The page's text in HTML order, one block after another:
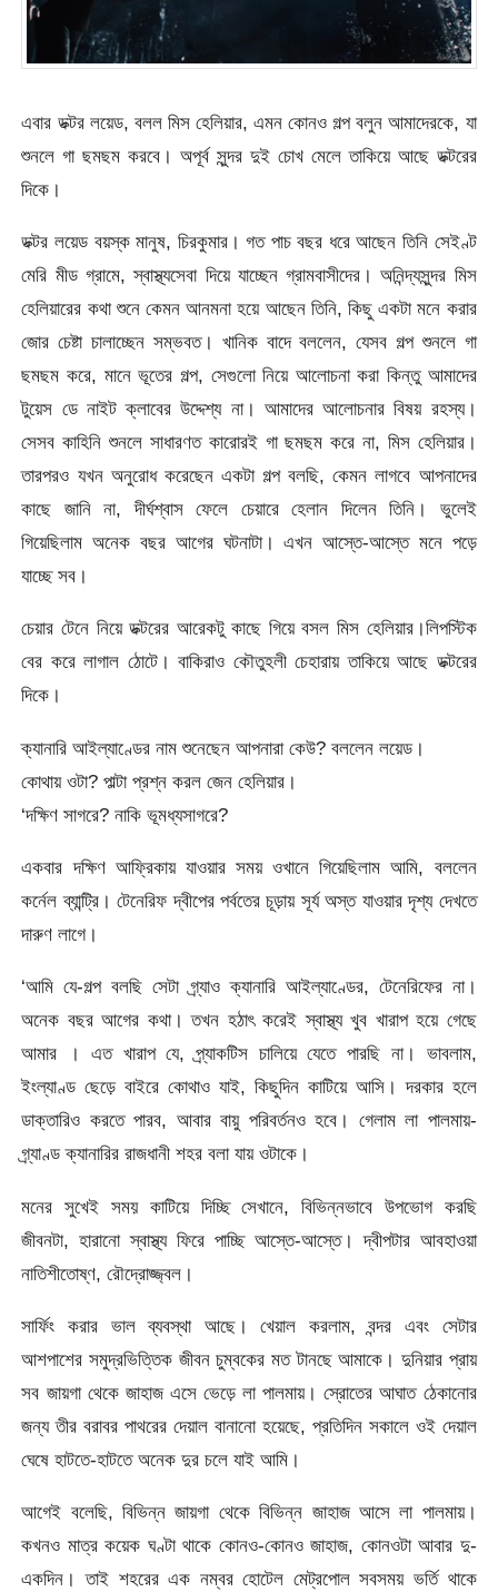
এবার ডক্টর লয়েড, বলল মিস হেলিয়ার, এমন কোনও গল্প বলুন আমাদেরকে, যা
শুনলে গা ছমছম করবে। অপূর্ব সুন্দর দুই চোখ মেলে তাকিয়ে আছে ডক্টরের
দিকে।
ডক্টর লয়েড বয়স্ক মানুষ, চিরকুমার। গত পাচ বছর ধরে আছেন তিনি সেইণ্ট
মেরি মীড গ্রামে, স্বাস্থ্যসেবা দিয়ে যাচ্ছেন গ্রামবাসীদের। অনিন্দ্যসুন্দর মিস
হেলিয়ারের কথা শুনে কেমন আনমনা হয়ে আছেন তিনি, কিছু একটা মনে করার
জোর চেষ্টা চালাচ্ছেন সম্ভবত। খানিক বাদে বললেন, যেসব গল্প শুনলে গা
ছমছম করে, মানে ভূতের গল্প, সেগুলো নিয়ে আলোচনা করা কিন্তু আমাদের
টুয়েস ডে নাইট ক্লাবের উদ্দেশ্য না। আমাদের আলোচনার বিষয় রহস্য।
সেসব কাহিনি শুনলে সাধারণত কারোরই গা ছমছম করে না, মিস হেলিয়ার।
তারপরও যখন অনুরোধ করেছেন একটা গল্প বলছি, কেমন লাগবে আপনাদের
কাছে জানি না, দীর্ঘশ্বাস ফেলে চেয়ারে হেলান দিলেন তিনি। ভুলেই
গিয়েছিলাম অনেক বছর আগের ঘটনাটা। এখন আস্তে-আস্তে মনে পড়ে
যাচ্ছে সব।
চেয়ার টেনে নিয়ে ডক্টরের আরেকটু কাছে গিয়ে বসল মিস হেলিয়ার।লিপস্টিক
বের করে লাগাল ঠোটে। বাকিরাও কৌতুহলী চেহারায় তাকিয়ে আছে ডক্টরের
দিকে।
ক্যানারি আইল্যাণ্ডের নাম শুনেছেন আপনারা কেউ? বললেন লয়েড।
কোথায় ওটা? পাল্টা প্রশ্ন করল জেন হেলিয়ার।
‘দক্ষিণ সাগরে? নাকি ভূমধ্যসাগরে?
একবার দক্ষিণ আফ্রিকায় যাওয়ার সময় ওখানে গিয়েছিলাম আমি, বললেন
কর্নেল ব্যান্ট্রি। টেনেরিফ দ্বীপের পর্বতের চূড়ায় সূর্য অস্ত যাওয়ার দৃশ্য দেখতে
দারুণ লাগে।
‘আমি যে-গল্প বলছি সেটা গ্র্যাও ক্যানারি আইল্যাণ্ডের, টেনেরিফের না।
অনেক বছর আগের কথা। তখন হঠাৎ করেই স্বাস্থ্য খুব খারাপ হয়ে গেছে
আমার । এত খারাপ যে, প্র্যাকটিস চালিয়ে যেতে পারছি না। ভাবলাম,
ইংল্যাণ্ড ছেড়ে বাইরে কোথাও যাই, কিছুদিন কাটিয়ে আসি। দরকার হলে
ডাক্তারিও করতে পারব, আবার বায়ু পরিবর্তনও হবে। গেলাম লা পালমায়-
গ্র্যাণ্ড ক্যানারির রাজধানী শহর বলা যায় ওটাকে।
মনের সুখেই সময় কাটিয়ে দিচ্ছি সেখানে, বিভিন্নভাবে উপভোগ করছি
জীবনটা, হারানো স্বাস্থ্য ফিরে পাচ্ছি আস্তে-আস্তে। দ্বীপটার আবহাওয়া
নাতিশীতোষ্ণ, রৌদ্রোজ্জ্বল।
সার্ফিং করার ভাল ব্যবস্থা আছে। খেয়াল করলাম, বন্দর এবং সেটার
আশপাশের সমুদ্রভিত্তিক জীবন চুম্বকের মত টানছে আমাকে। দুনিয়ার প্রায়
সব জায়গা থেকে জাহাজ এসে ভেড়ে লা পালমায়। স্রোতের আঘাত ঠেকানোর
জন্য তীর বরাবর পাথরের দেয়াল বানানো হয়েছে, প্রতিদিন সকালে ওই দেয়াল
ঘেষে হাটতে-হাটতে অনেক দুর চলে যাই আমি।
আগেই বলেছি, বিভিন্ন জায়গা থেকে বিভিন্ন জাহাজ আসে লা পালমায়।
কখনও মাত্র কয়েক ঘণ্টা থাকে কোনও-কোনও জাহাজ, কোনওটা আবার দু-
একদিন। তাই শহরের এক নম্বর হোটেল মেট্রপোল সবসময় ভর্তি থাকে